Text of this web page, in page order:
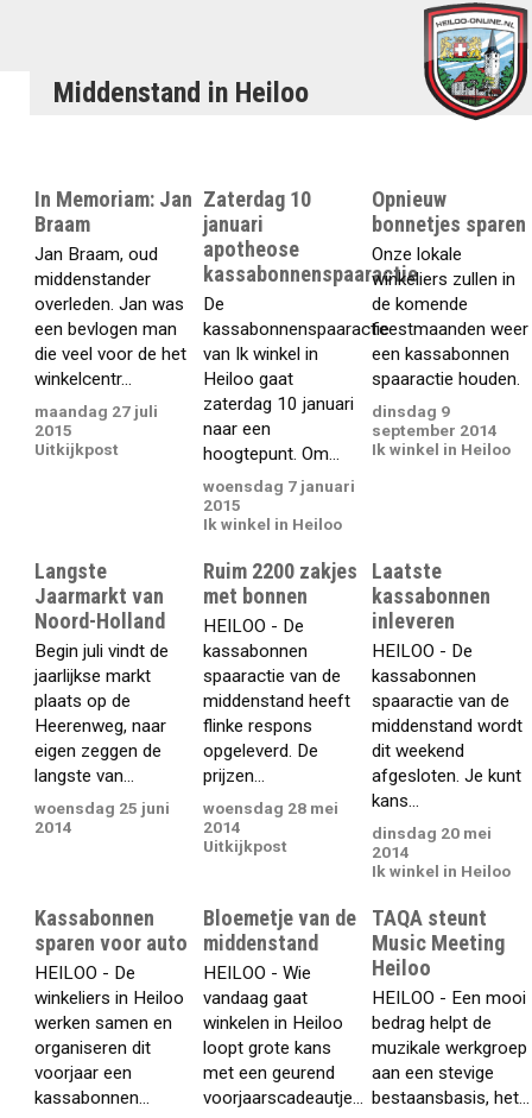
Middenstand in Heiloo
In Memoriam: Jan
Braam
Jan Braam, oud
middenstander
overleden. Jan was
een bevlogen man
die veel voor de het
winkelcentr...
maandag 27 juli
2015
Uitkijkpost
Zaterdag 10
januari
apotheose
kassabonnenspaaractie
De
kassabonnenspaaractie
van Ik winkel in
Heiloo gaat
zaterdag 10 januari
naar een
hoogtepunt. Om...
woensdag 7 januari
2015
Ik winkel in Heiloo
Opnieuw
bonnetjes sparen
Onze lokale
winkeliers zullen in
de komende
feestmaanden weer
een kassabonnen
spaaractie houden.
dinsdag 9
september 2014
Ik winkel in Heiloo
Langste
Jaarmarkt van
Noord-Holland
Begin juli vindt de
jaarlijkse markt
plaats op de
Heerenweg, naar
eigen zeggen de
langste van...
woensdag 25 juni
2014
Ruim 2200 zakjes
met bonnen
HEILOO - De
kassabonnen
spaaractie van de
middenstand heeft
flinke respons
opgeleverd. De
prijzen...
woensdag 28 mei
2014
Uitkijkpost
Laatste
kassabonnen
inleveren
HEILOO - De
kassabonnen
spaaractie van de
middenstand wordt
dit weekend
afgesloten. Je kunt
kans...
dinsdag 20 mei
2014
Ik winkel in Heiloo
Kassabonnen
sparen voor auto
HEILOO - De
winkeliers in Heiloo
werken samen en
organiseren dit
voorjaar een
kassabonnen...
Bloemetje van de
middenstand
HEILOO - Wie
vandaag gaat
winkelen in Heiloo
loopt grote kans
met een geurend
voorjaarscadeautje...
TAQA steunt
Music Meeting
Heiloo
HEILOO - Een mooi
bedrag helpt de
muzikale werkgroep
aan een stevige
bestaansbasis, het...